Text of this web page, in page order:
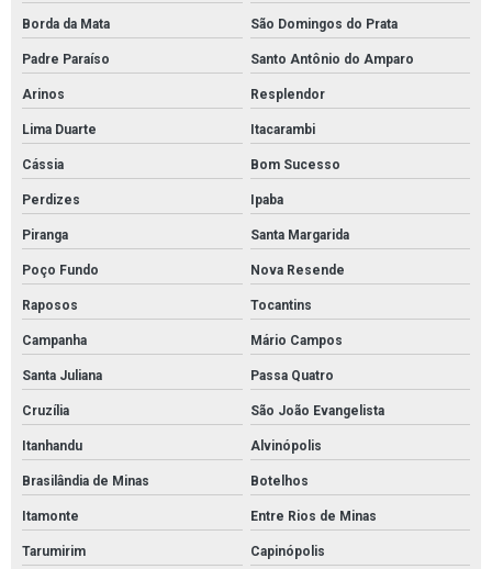
Borda da Mata São Domingos do Prata
Padre Paraíso Santo Antônio do Amparo
Arinos Resplendor
Lima Duarte Itacarambi
Cássia Bom Sucesso
Perdizes Ipaba
Piranga Santa Margarida
Poço Fundo Nova Resende
Raposos Tocantins
Campanha Mário Campos
Santa Juliana Passa Quatro
Cruzília São João Evangelista
Itanhandu Alvinópolis
Brasilândia de Minas Botelhos
Itamonte Entre Rios de Minas
Tarumirim Capinópolis